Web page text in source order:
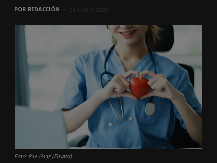
POR REDACCIÓN
Foto: Pae Gagz (Envato)